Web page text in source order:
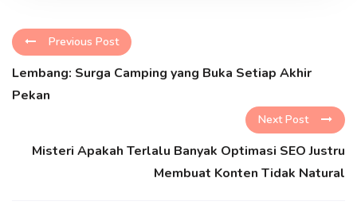
Previous Post
Lembang: Surga Camping yang Buka Setiap Akhir
Pekan
Next Post
Misteri Apakah Terlalu Banyak Optimasi SEO Justru
Membuat Konten Tidak Natural